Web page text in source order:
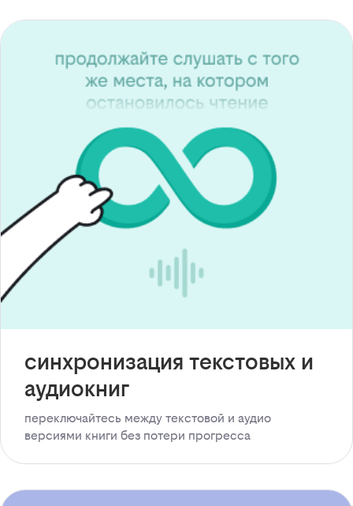
синхронизация текстовых и
аудиокниг
переключайтесь между текстовой и аудио
версиями книги без потери прогресса